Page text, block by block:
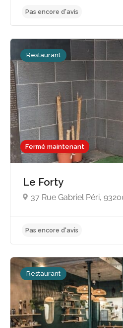
Pas encore d'avis
Fermé maintenant
Restaurant
Le Forty
37 Rue Gabriel Péri,
Restaurant